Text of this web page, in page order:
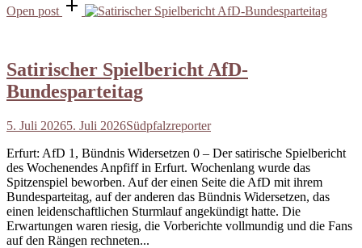
Open post
Satirischer Spielbericht AfD-
Bundesparteitag
5. Juli 20265. Juli 2026Südpfalzreporter
Erfurt: AfD 1, Bündnis Widersetzen 0 – Der satirische Spielbericht
des Wochenendes Anpfiff in Erfurt. Wochenlang wurde das
Spitzenspiel beworben. Auf der einen Seite die AfD mit ihrem
Bundesparteitag, auf der anderen das Bündnis Widersetzen, das
einen leidenschaftlichen Sturmlauf angekündigt hatte. Die
Erwartungen waren riesig, die Vorberichte vollmundig und die Fans
auf den Rängen rechneten...